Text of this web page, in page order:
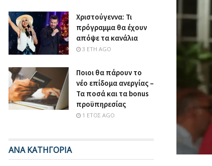
Χριστούγεννα: Τι
πρόγραμμα θα έχουν
απόψε τα κανάλια
3 ΈΤΗ AGO
Ποιοι θα πάρουν το
νέο επίδομα ανεργίας –
Τα ποσά και τα bonus
προϋπηρεσίας
1 ΈΤΟΣ AGO
ΑΝΑ ΚΑΤΗΓΟΡΙΑ